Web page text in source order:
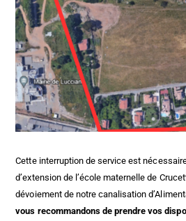
Cette interruption de service est
d’extension de l’école maternelle de
dévoiement de notre canalisation
vous recommandons de prendre vos